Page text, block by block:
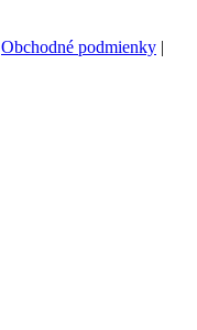
Obchodné podmienky |